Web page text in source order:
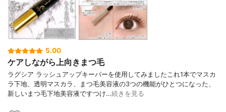
5.00
ケアしながら上向きまつ毛
ラグシア ラッシュアップキーパーを使用してみましたこれ1本でマスカ
ラ下地、透明マスカラ、まつ毛美容液の3つの機能がひとつになった、
新しいまつ毛下地美容液ですつけ…続きを見る